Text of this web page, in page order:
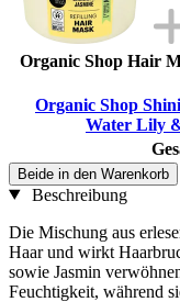
Organic Shop Hair
Organic Shop
Water Lily
Beide in den Warenkorb
Beschreibung
Die Mischung aus
Haar und wirkt
sowie Jasmin
Feuchtigkeit, während